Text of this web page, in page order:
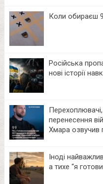
Коли обираєш
Російська
нові історії
перенесення
Хмара озвучив
Іноді
а тихе “я